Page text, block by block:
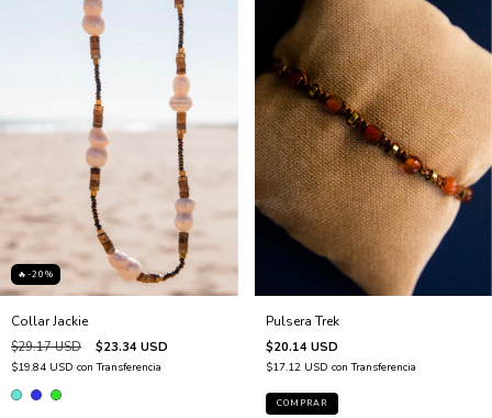
🔥-20%
Collar Jackie
$29.17 USD $23.34 USD
$19.84 USD con Transferencia
Pulsera Trek
$20.14 USD
$17.12 USD con Transferencia